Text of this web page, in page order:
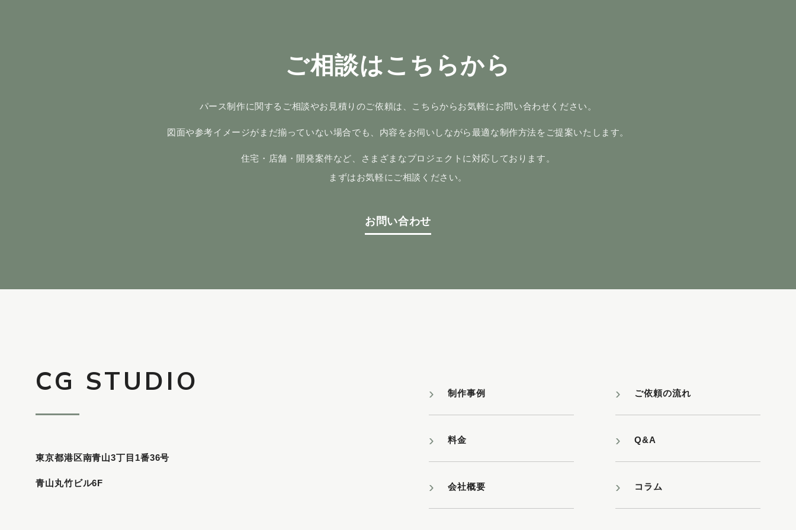
ご相談はこちらから
パース制作に関するご相談やお見積りのご依頼は、こちらからお気軽にお問い合わせください。
図面や参考イメージがまだ揃っていない場合でも、内容をお伺いしながら最適な制作方法をご提案いたします。
住宅・店舗・開発案件など、さまざまなプロジェクトに対応しております。
まずはお気軽にご相談ください。
お問い合わせ
CG STUDIO
東京都港区南青山3丁目1番36号
青山丸竹ビル6F
制作事例 ご依頼の流れ
料金 Q&A
会社概要 コラム